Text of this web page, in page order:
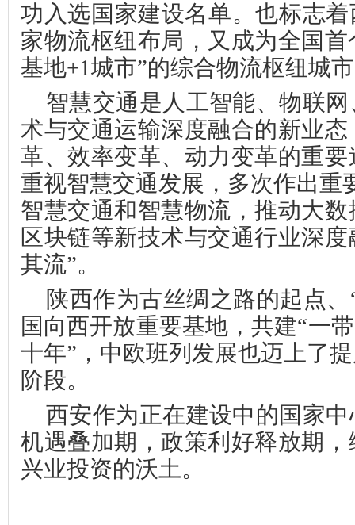
功入选国家建设名单。也标志
家物流枢纽布局，又成为全国
基地+1城市”的综合物流枢纽城
智慧交通是人工智能、物联
术与交通运输深度融合的新业
革、效率变革、动力变革的重
重视智慧交通发展，多次作出重
智慧交通和智慧物流，推动大
区块链等新技术与交通行业深
其流”。
陕西作为古丝绸之路的起点、
国向西开放重要基地，共建“一
十年”，中欧班列发展也迈上了
阶段。
西安作为正在建设中的国家
机遇叠加期，政策利好释放期
兴业投资的沃土。